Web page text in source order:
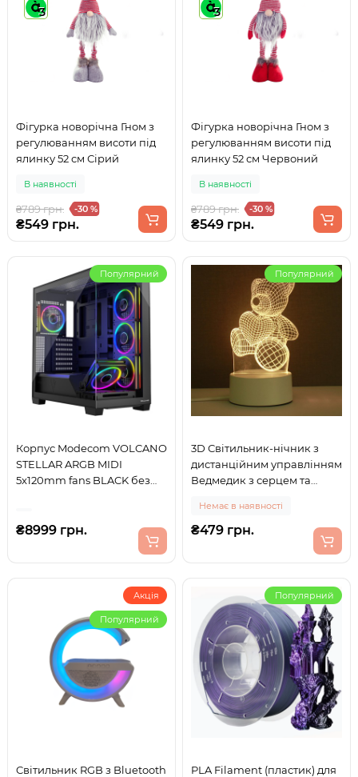
3
Фігурка новорічна Гном з
регулюванням висоти під
ялинку 52 см Сірий
В наявності
₴789 грн. -30 %
₴549 грн.
3
Фігурка новорічна Гном з
регулюванням висоти під
ялинку 52 см Червоний
В наявності
₴789 грн. -30 %
₴549 грн.
Популярний
Корпус Modecom VOLCANO
STELLAR ARGB MIDI
5x120mm fans BLACK без
₴8999 грн.
Популярний
3D Світильник-нічник з
дистанційним управлінням
Ведмедик з серцем та
батарейок AA 16 кольорів
Немає в наявності
₴479 грн.
Акція
Популярний
Cвітильник RGB з Bluetooth
Популярний
PLA Filament (пластик) для